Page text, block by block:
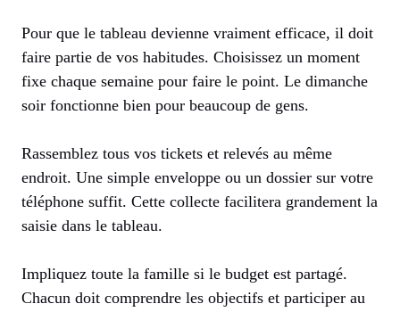
Pour que le tableau devienne vraiment efficace, il doit
faire partie de vos habitudes. Choisissez un moment
fixe chaque semaine pour faire le point. Le dimanche
soir fonctionne bien pour beaucoup de gens.
Rassemblez tous vos tickets et relevés au même
endroit. Une simple enveloppe ou un dossier sur votre
téléphone suffit. Cette collecte facilitera grandement la
saisie dans le tableau.
Impliquez toute la famille si le budget est partagé.
Chacun doit comprendre les objectifs et participer au